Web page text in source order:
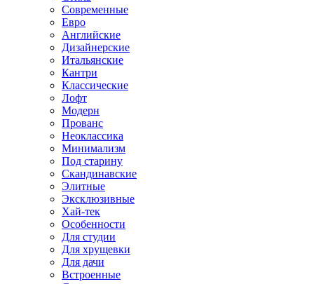
Современные
Евро
Английские
Дизайнерские
Итальянские
Кантри
Классические
Лофт
Модерн
Прованс
Неоклассика
Минимализм
Под старину
Скандинавские
Элитные
Эксклюзивные
Хай-тек
Особенности
Для студии
Для хрущевки
Для дачи
Встроенные